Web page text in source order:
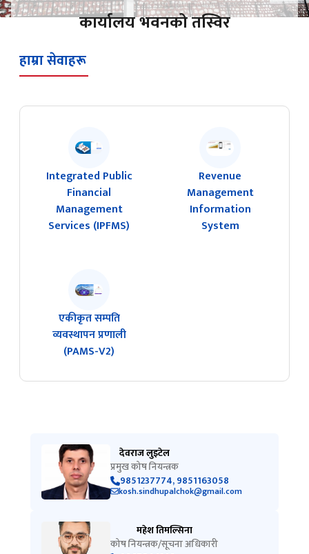
कार्यालय भवनको तस्विर
हाम्रा सेवाहरू
Integrated Public
Financial
Management
Services (IPFMS)
Revenue
Management
Information
System
एकीकृत सम्पति
व्यवस्थापन प्रणाली
(PAMS-V2)
देवराज लुइटेल
प्रमुख कोष नियन्त्रक
9851237774, 9851163058
kosh.sindhupalchok@gmail.com
महेश तिमल्सिना
कोष नियन्त्रक/सूचना अधिकारी